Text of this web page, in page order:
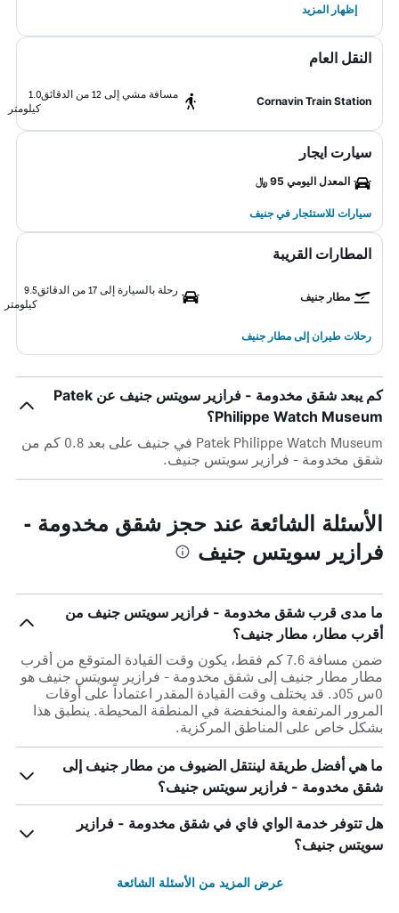
إظهار المزيد
النقل العام
Cornavin Train Station
مسافة مشي إلى 12 من الدقائق
1.0
كيلومتر
سيارت ايجار
المعدل اليومي 95 ﷼
سيارات للاستئجار في جنيف
المطارات القريبة
مطار جنيف
رحلة بالسيارة إلى 17 من الدقائق
9.5
كيلومتر
رحلات طيران إلى مطار جنيف
كم يبعد شقق مخدومة - فرازير سويتس جنيف عن Patek
Philippe Watch Museum؟
Patek Philippe Watch Museum في جنيف على بعد 0.8 كم من
شقق مخدومة - فرازير سويتس جنيف.
الأسئلة الشائعة عند حجز شقق مخدومة -
فرازير سويتس جنيف
ما مدى قرب شقق مخدومة - فرازير سويتس جنيف من
أقرب مطار، مطار جنيف؟
ضمن مسافة 7.6 كم فقط، يكون وقت القيادة المتوقع من أقرب
مطار مطار جنيف إلى شقق مخدومة - فرازير سويتس جنيف هو
0س 05د. قد يختلف وقت القيادة المقدر اعتماداً على أوقات
المرور المرتفعة والمنخفضة في المنطقة المحيطة. ينطبق هذا
بشكل خاص على المناطق المركزية.
ما هي أفضل طريقة لينتقل الضيوف من مطار جنيف إلى
شقق مخدومة - فرازير سويتس جنيف؟
هل تتوفر خدمة الواي فاي في شقق مخدومة - فرازير
سويتس جنيف؟
عرض المزيد من الأسئلة الشائعة